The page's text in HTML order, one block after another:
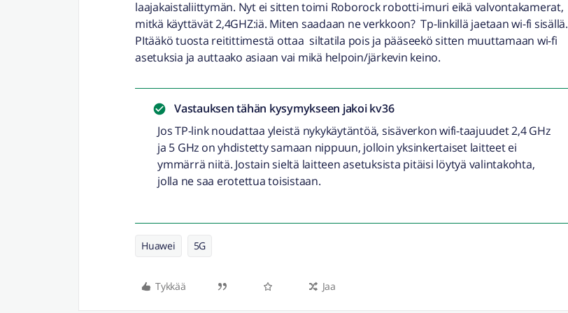
laajakaistaliittymän. Nyt ei sitten toimi Roborock robotti-imuri eikä valvontakamerat,
mitkä käyttävät 2,4GHZ:iä. Miten saadaan ne verkkoon? Tp-linkillä jaetaan wi-fi sisällä.
PItääkö tuosta reitittimestä ottaa siltatila pois ja pääseekö sitten muuttamaan wi-fi
asetuksia ja auttaako asiaan vai mikä helpoin/järkevin keino.
Vastauksen tähän kysymykseen jakoikv36
Jos TP-link noudattaa yleistä nykykäytäntöä, sisäverkon wifi-taajuudet 2,4 GHz
ja 5 GHz on yhdistetty samaan nippuun, jolloin yksinkertaiset laitteet ei
ymmärrä niitä. Jostain sieltä laitteen asetuksista pitäisi löytyä valintakohta,
jolla ne saa erotettua toisistaan.
Huawei 5G
Tykkää Jaa